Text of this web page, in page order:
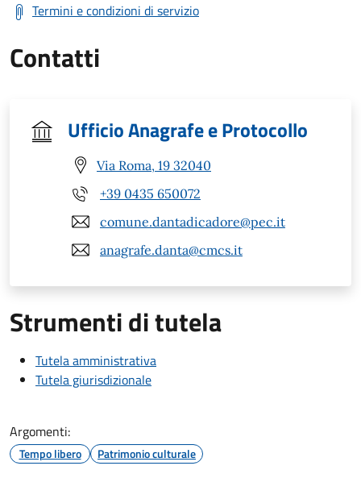
Termini e condizioni di servizio
Contatti
Ufficio Anagrafe e Protocollo
Via Roma, 19 32040
+39 0435 650072
comune.dantadicadore@pec.it
anagrafe.danta@cmcs.it
Strumenti di tutela
Tutela amministrativa
Tutela giurisdizionale
Argomenti:
Tempo libero Patrimonio culturale